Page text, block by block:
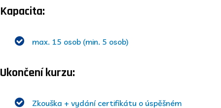
Kapacita:
max. 15 osob (min. 5 osob)
Ukončení kurzu:
Zkouška + vydání certifikátu o úspěšném